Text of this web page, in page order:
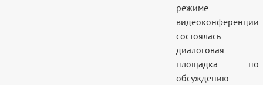
режиме
видеоконференции
состоялась
диалоговая
площадка по
обсуждению